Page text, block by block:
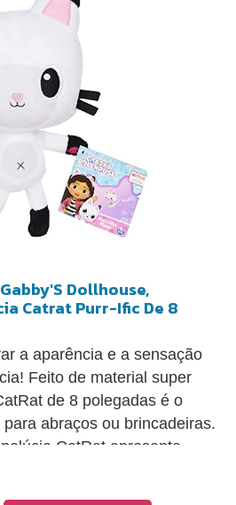
Dollhouse,
Catrat Purr-Ific De 8
a aparência e a sensação
Feito de material super
de 8 polegadas é o
abraços ou brincadeiras.
CatRat apresenta
cauda longa e um tecido